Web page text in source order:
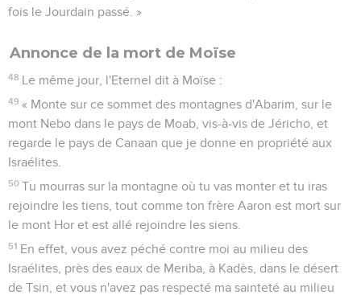
fois le Jourdain passé. »
Annonce de la mort de Moïse
48 Le même jour, l'Eternel dit à Moïse :
49 « Monte sur ce sommet des montagnes d'Abarim, sur le
mont Nebo dans le pays de Moab, vis-à-vis de Jéricho, et
regarde le pays de Canaan que je donne en propriété aux
Israélites.
50 Tu mourras sur la montagne où tu vas monter et tu iras
rejoindre les tiens, tout comme ton frère Aaron est mort sur
le mont Hor et est allé rejoindre les siens.
51 En effet, vous avez péché contre moi au milieu des
Israélites, près des eaux de Meriba, à Kadès, dans le désert
de Tsin, et vous n'avez pas respecté ma sainteté au milieu